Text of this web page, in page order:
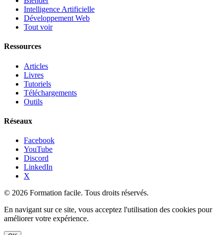
Intelligence Artificielle
Développement Web
Tout voir
Ressources
Articles
Livres
Tutoriels
Téléchargements
Outils
Réseaux
Facebook
YouTube
Discord
LinkedIn
X
© 2026 Formation facile. Tous droits réservés.
En navigant sur ce site, vous acceptez l'utilisation des cookies pour
améliorer votre expérience.